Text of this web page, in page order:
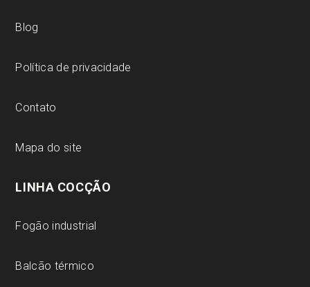
Blog
Política de privacidade
Contato
Mapa do site
LINHA COCÇÃO
Fogão industrial
Balcão térmico